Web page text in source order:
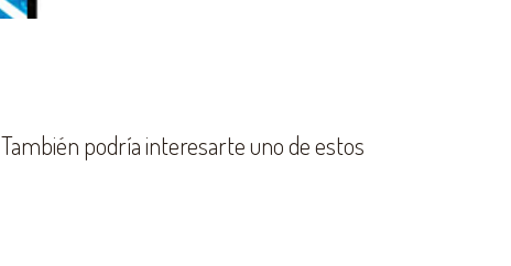
También podría interesarte uno de estos